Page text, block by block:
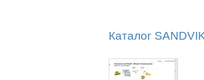
Каталог